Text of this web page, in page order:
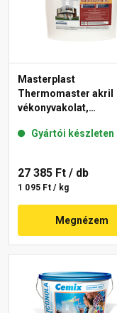
Masterplast
Thermomaster akril
vékonyvakolat,
fehér 25 kg
Gyártói készleten
27 385 Ft / db
1 095 Ft / kg
Megnézem